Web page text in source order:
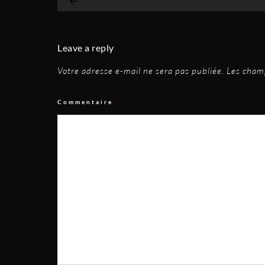
Leave a reply
Votre adresse e-mail ne sera pas publiée. Les
Commentaire *